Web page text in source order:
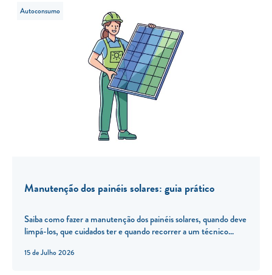
15 de Julho 2026
Autoconsumo
Manutenção dos painéis solares: guia prático
Saiba como fazer a manutenção dos painéis solares, quando deve
limpá-los, que cuidados ter e quando recorrer a um técnico...